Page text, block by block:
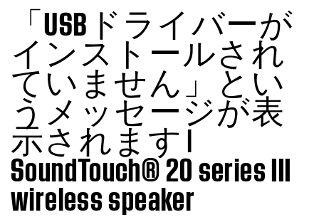
「USBドライバーが
インストールされ
ていません」とい
うメッセージが表
示されます |
SoundTouch® 20 series III
wireless speaker